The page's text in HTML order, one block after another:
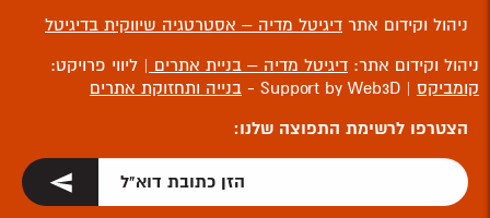
ניהול וקידום אתר דיגיטל מדיה – אסטרטגיה שיווקית בדיגיטל
ניהול וקידום אתר: דיגיטל מדיה – בניית אתרים | ליווי פרויקט:
קומביקס | Support by Web3D -
בנייה ותחזוקת אתרים
הצטרפו לרשימת התפוצה שלנו: